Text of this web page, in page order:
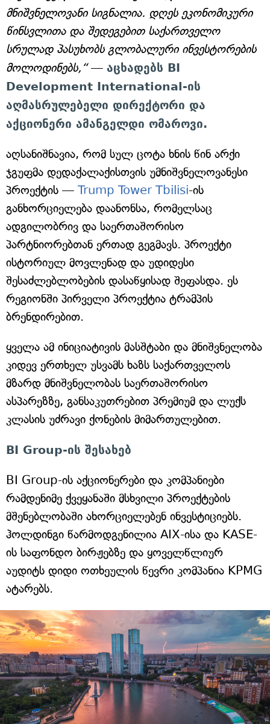
მნიშვნელოვანი სიგნალია. დღეს ეკონომიკური
წინსვლითა და შედეგებით საქართველო
სრულად პასუხობს გლობალური ინვესტორების
მოლოდინებს,“— აცხადებს BI
Development International-ის
აღმასრულებელი დირექტორი და
აქციონერი ამანგელდი ომაროვი.
აღსანიშნავია, რომ სულ ცოტა ხნის წინ არქი
ჯგუფმა დედაქალაქისთვის უმნიშვნელოვანესი
პროექტის — Trump Tower Tbilisi-ის
განხორციელება დაანონსა, რომელსაც
ადგილობრივ და საერთაშორისო
პარტნიორებთან ერთად გეგმავს. პროექტი
ისტორიულ მოვლენად და უდიდესი
შესაძლებლობების დასაწყისად შეფასდა. ეს
რეგიონში პირველი პროექტია ტრამპის
ბრენდირებით.
ყველა ამ ინიციატივის მასშტაბი და მნიშვნელობა
კიდევ ერთხელ უსვამს ხაზს საქართველოს
მზარდ მნიშვნელობას საერთაშორისო
ასპარეზზე, განსაკუთრებით პრემიუმ და ლუქს
კლასის უძრავი ქონების მიმართულებით.
BI Group-ის შესახებ
BI Group-ის აქციონერები და კომპანიები
რამდენიმე ქვეყანაში მსხვილი პროექტების
მშენებლობაში ახორციელებენ ინვესტიციებს.
ჰოლდინგი წარმოდგენილია AIX-ისა და KASE-
ის საფონდო ბირჟებზე და ყოველწლიურ
აუდიტს დიდი ოთხეულის წევრი კომპანია KPMG
ატარებს.